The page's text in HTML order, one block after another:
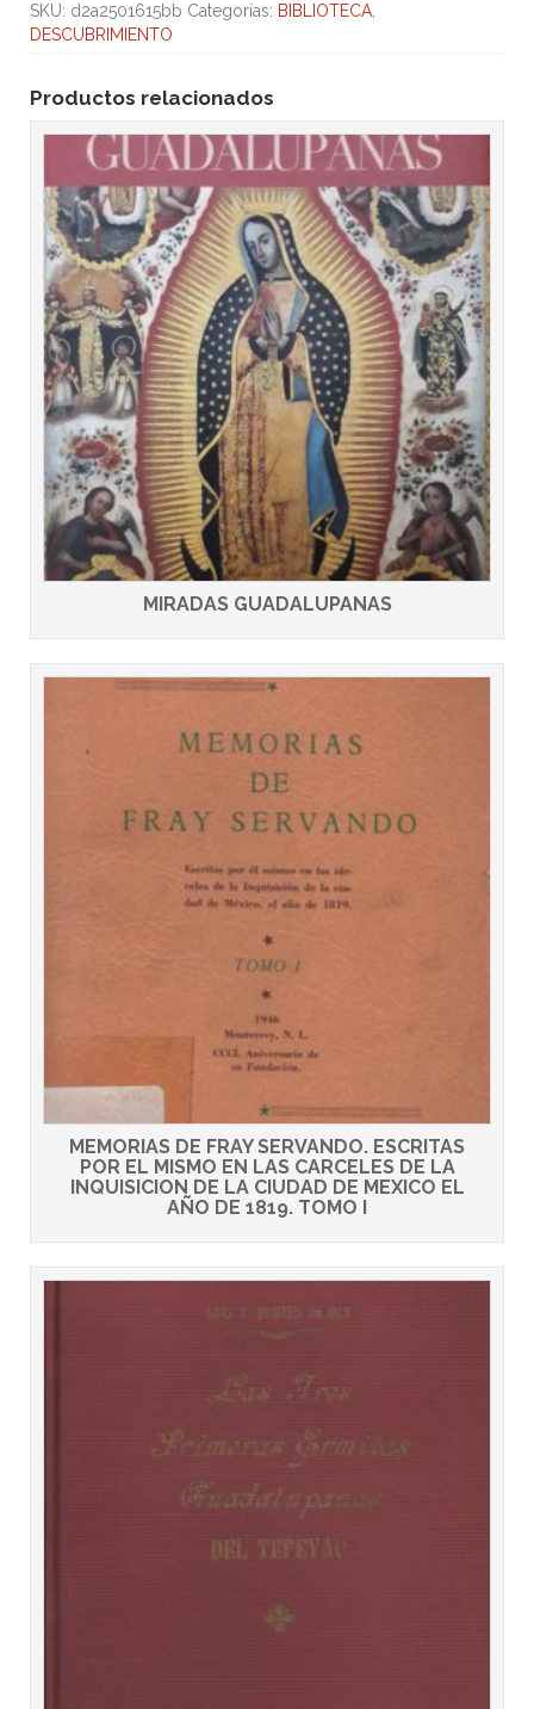
SKU: d2a2501615bb Categorías: BIBLIOTECA,
DESCUBRIMIENTO
Productos relacionados
MIRADAS GUADALUPANAS
MEMORIAS DE FRAY SERVANDO. ESCRITAS
POR EL MISMO EN LAS CARCELES DE LA
INQUISICION DE LA CIUDAD DE MEXICO EL
AÑO DE 1819. TOMO I